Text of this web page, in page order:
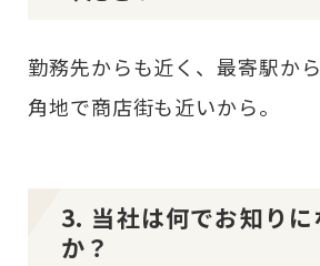
勤務先からも近く、最寄駅か
角地で商店街も近いから。
3. 当社は何でお知りに
か？